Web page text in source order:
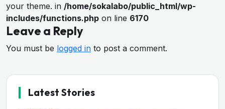
your theme. in /home/sokalabo/public_html/wp-
includes/functions.php on line 6170
Leave a Reply
You must be logged in to post a comment.
Latest Stories